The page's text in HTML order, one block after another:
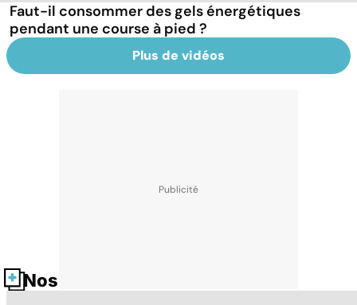
Faut-il consommer des gels énergétiques
pendant une course à pied ?
Plus de vidéos
Nos fiches santé